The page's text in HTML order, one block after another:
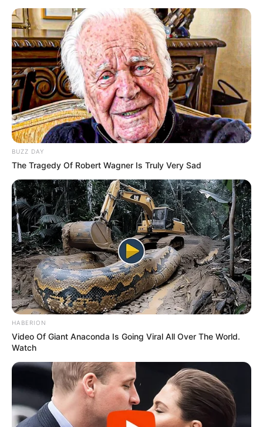
TAGS
ΕΥΒΟΙΑ
ΦΩΤΙΑ ΕΥΒΟΙΑ ΤΩΡΑ
ΤΑΥΤΟΤΗΤΑ ΚΑΙ ΕΠΙΚΟΙΝΩΝΙΑ ΟΡΟΙ ΧΡΗΣΗΣ
© 2025 EVIANEWS του Γιώργου Κουτσελίνη
BUZZ DAY
The Tragedy Of Robert Wagner Is Truly Very Sad
HABERION
Video Of Giant Anaconda Is Going Viral All Over The World.
Watch